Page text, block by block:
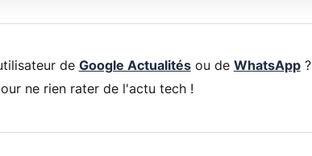
de Google Actualitésou de WhatsApp?
ne rien rater de l'actu tech !